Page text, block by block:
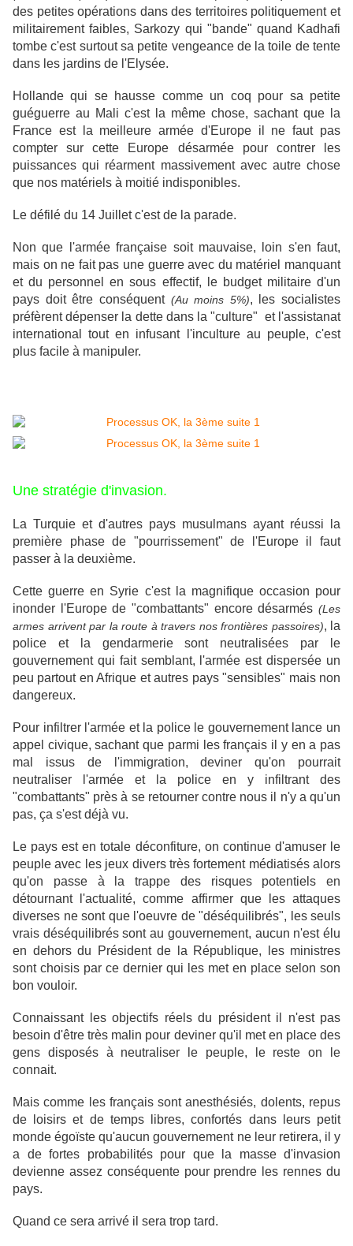
des petites opérations dans des territoires politiquement et
militairement faibles, Sarkozy qui "bande" quand Kadhafi
tombe c'est surtout sa petite vengeance de la toile de tente
dans les jardins de l'Elysée.
Hollande qui se hausse comme un coq pour sa petite
guéguerre au Mali c'est la même chose, sachant que la
France est la meilleure armée d'Europe il ne faut pas
compter sur cette Europe désarmée pour contrer les
puissances qui réarment massivement avec autre chose
que nos matériels à moitié indisponibles.
Le défilé du 14 Juillet c'est de la parade.
Non que l'armée française soit mauvaise, loin s'en faut,
mais on ne fait pas une guerre avec du matériel manquant
et du personnel en sous effectif, le budget militaire d'un
pays doit être conséquent (Au moins 5%), les socialistes
préfèrent dépenser la dette dans la "culture" et l'assistanat
international tout en infusant l'inculture au peuple, c'est
plus facile à manipuler.
Une stratégie d'invasion.
La Turquie et d'autres pays musulmans ayant réussi la
première phase de "pourrissement" de l'Europe il faut
passer à la deuxième.
Cette guerre en Syrie c'est la magnifique occasion pour
inonder l'Europe de "combattants" encore désarmés (Les
armes arrivent par la route à travers nos frontières passoires), la
police et la gendarmerie sont neutralisées par le
gouvernement qui fait semblant, l'armée est dispersée un
peu partout en Afrique et autres pays "sensibles" mais non
dangereux.
Pour infiltrer l'armée et la police le gouvernement lance un
appel civique, sachant que parmi les français il y en a pas
mal issus de l'immigration, deviner qu'on pourrait
neutraliser l'armée et la police en y infiltrant des
"combattants" près à se retourner contre nous il n'y a qu'un
pas, ça s'est déjà vu.
Le pays est en totale déconfiture, on continue d'amuser le
peuple avec les jeux divers très fortement médiatisés alors
qu'on passe à la trappe des risques potentiels en
détournant l'actualité, comme affirmer que les attaques
diverses ne sont que l'oeuvre de "déséquilibrés", les seuls
vrais déséquilibrés sont au gouvernement, aucun n'est élu
en dehors du Président de la République, les ministres
sont choisis par ce dernier qui les met en place selon son
bon vouloir.
Connaissant les objectifs réels du président il n'est pas
besoin d'être très malin pour deviner qu'il met en place des
gens disposés à neutraliser le peuple, le reste on le
connait.
Mais comme les français sont anesthésiés, dolents, repus
de loisirs et de temps libres, confortés dans leurs petit
monde égoïste qu'aucun gouvernement ne leur retirera, il y
a de fortes probabilités pour que la masse d'invasion
devienne assez conséquente pour prendre les rennes du
pays.
Quand ce sera arrivé il sera trop tard.